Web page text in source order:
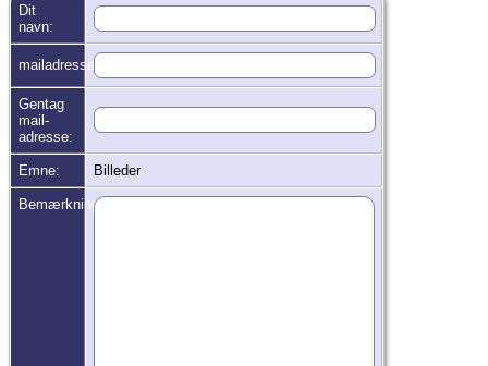
Dit
navn:
mailadresse:
Gentag
mail-
adresse:
Emne: Billeder
Bemærkninger: